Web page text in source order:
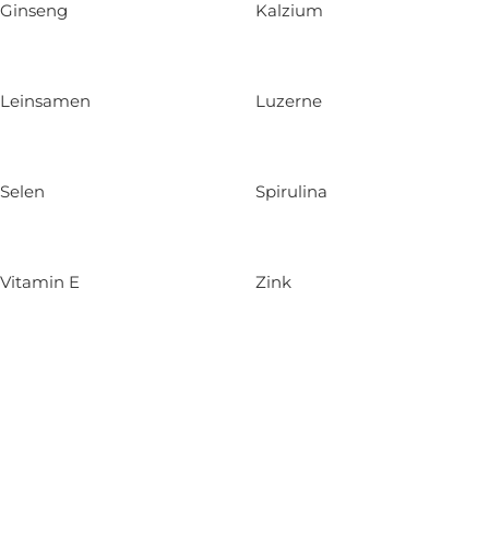
Ginseng Kalzium
Leinsamen Luzerne
Selen Spirulina
Vitamin E Zink